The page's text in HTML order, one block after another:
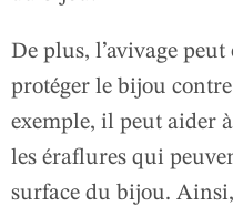
De plus, l’avivage
protéger le bijou
exemple, il peut aider
les éraflures qui
surface du bijou. Ainsi,